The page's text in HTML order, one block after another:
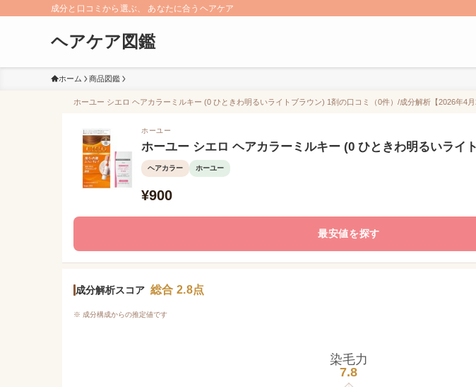
成分と口コミから選ぶ、 あなたに合うヘアケア
ヘアケア図鑑
ホーム 商品図鑑
ホーユー シエロ ヘアカラーミルキー (0 ひときわ明るいライトブラウン) 1剤の口コミ（0件）/成分解析【2026年4月
ホーユー
ホーユー シエロ ヘアカラーミルキー (0 ひときわ明るいライ
ヘアカラー ホーユー
¥900
最安値を探す
成分解析スコア 総合 2.8点
※ 成分構成からの推定値です
染毛力
7.8